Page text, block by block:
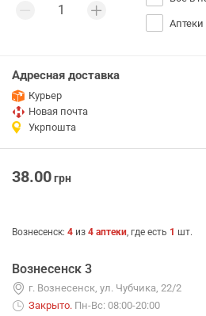
Аптеки
Адресная доставка
Курьер
Новая почта
Укрпошта
38.00грн
Вознесенск: 4 из 4 аптеки, где есть 1 шт.
Вознесенск 3
г. Вознесенск, ул. Чубчика, 22/2
Закрыто. Пн-Вс: 08:00-20:00